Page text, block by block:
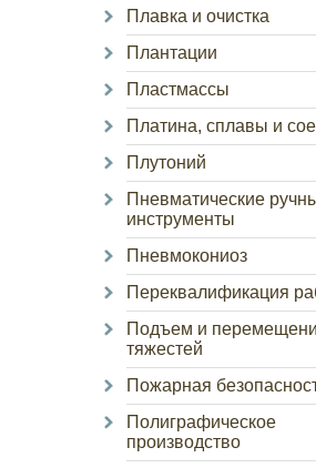
Плавка и очистка
Плантации
Пластмассы
Платина, сплавы и
Плутоний
Пневматические
инструменты
Пневмокониоз
Переквалификация
Подъем и
тяжестей
Пожарная
Полиграфическое
производство